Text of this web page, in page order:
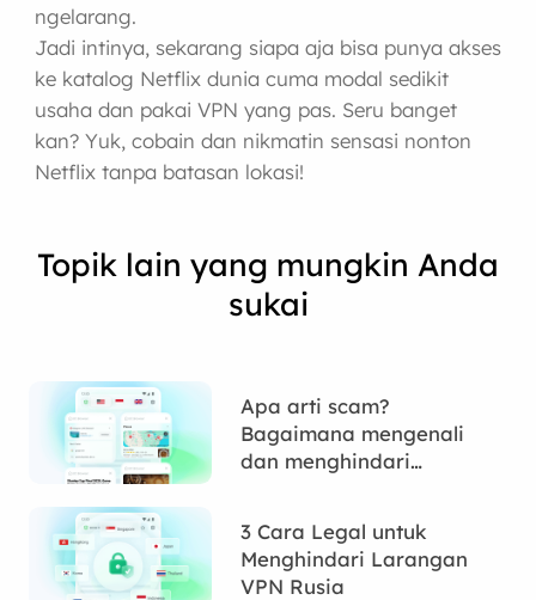
ngelarang.
Jadi intinya, sekarang siapa aja bisa punya akses
ke katalog Netflix dunia cuma modal sedikit
usaha dan pakai VPN yang pas. Seru banget
kan? Yuk, cobain dan nikmatin sensasi nonton
Netflix tanpa batasan lokasi!
Topik lain yang mungkin Anda
sukai
Apa arti scam?
Bagaimana mengenali
dan menghindari
3 Cara Legal untuk
Menghindari Larangan
VPN Rusia